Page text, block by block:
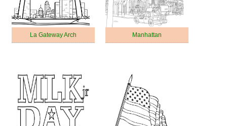
La Gateway Arch Manhattan